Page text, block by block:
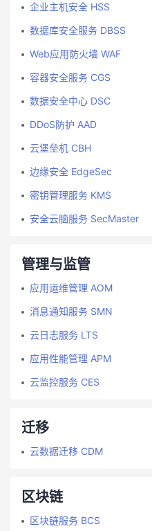
企业主机安全 HSS
数据库安全服务 DBSS
Web应用防火墙 WAF
容器安全服务 CGS
数据安全中心 DSC
DDoS防护 AAD
云堡垒机 CBH
边缘安全 EdgeSec
密钥管理服务 KMS
安全云脑服务 SecMaster
管理与监管
应用运维管理 AOM
消息通知服务 SMN
云日志服务 LTS
应用性能管理 APM
云监控服务 CES
迁移
云数据迁移 CDM
区块链
区块链服务 BCS